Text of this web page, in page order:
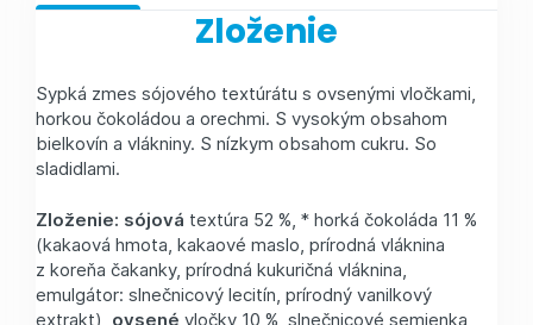
Zloženie
Sypká zmes sójového textúrátu s ovsenými vločkami,
horkou čokoládou a orechmi. S vysokým obsahom
bielkovín a vlákniny. S nízkym obsahom cukru. So
sladidlami.
Zloženie: sójová textúra 52 %, * horká čokoláda 11 %
(kakaová hmota, kakaové maslo, prírodná vláknina
z koreňa čakanky, prírodná kukuričná vláknina,
emulgátor: slnečnicový lecitín, prírodný vanilkový
extrakt), ovsené vločky 10 %, slnečnicové semienka